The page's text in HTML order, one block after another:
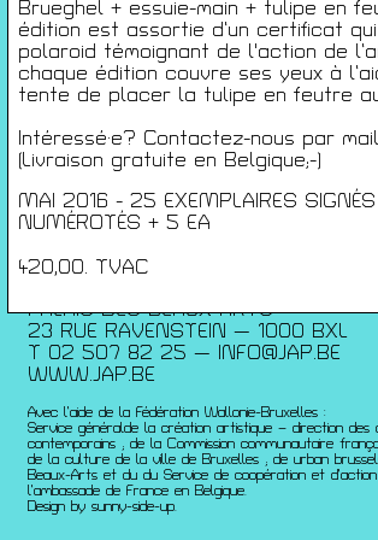
Brueghel + essuie-main + tulipe en
édition est assortie d’un certificat
polaroid témoignant de l'action de
chaque édition couvre ses yeux à
tente de placer la tulipe en feutre
Intéressé·e? Contactez-nous par
(Livraison gratuite en Belgique;-)
MAI 2016 - 25 EXEMPLAIRES
NUMÉROTÉS + 5 EA
420,00. TVAC
Films
Rencontres
Architecture + Film
Artists Print
Activités scolaires
Saisons Précédentes
PALAIS DES BEAUX-ARTS
23 RUE RAVENSTEIN — 1000 BXL
T 02 507 82 25 —
INFO@JAP.BE
WWW.JAP.BE
Avec l’aide de la Fédération Wallonie-Bruxelles :
Service généralde la création artistique – direction des
contemporains ; de la Commission communautaire
de la culture de la ville de Bruxelles ; de urban
Beaux-Arts et du du Service de coopération et
l’ambassade de France en Belgique.
Design by sunny-side-up.